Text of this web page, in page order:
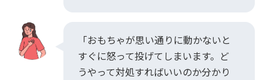
「おもちゃが思い通りに動かないと
すぐに怒って投げてしまいます。ど
うやって対処すればいいのか分かり